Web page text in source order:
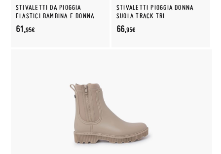
STIVALETTI DA PIOGGIA
ELASTICI BAMBINA E DONNA
61,95€
STIVALETTI PIOGGIA DONNA
SUOLA TRACK TRI
66,95€